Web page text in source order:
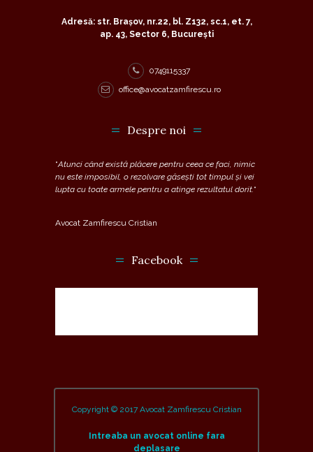
Adresă: str. Brașov, nr.22, bl. Z132, sc.1, et. 7,
ap. 43, Sector 6, București
0749115337
office@avocatzamfirescu.ro
Despre noi
“Atunci când există plăcere pentru ceea ce faci, nimic
nu este imposibil, o rezolvare găsești tot timpul și vei
lupta cu toate armele pentru a atinge rezultatul dorit.“
Avocat Zamfirescu Cristian
Facebook
Copyright © 2017 Avocat Zamfirescu Cristian
Intreaba un avocat online fara
deplasare